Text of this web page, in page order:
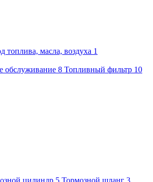
топлива, масла, воздуха 1
обслуживание 8 Топливный фильтр 10
цилиндр 5 Тормозной шланг 3